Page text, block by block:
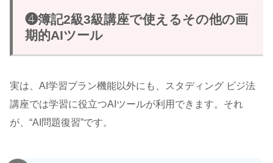
❹簿記2級3級講座で使えるその他の画
期的AIツール
実は、AI学習プラン機能以外にも、スタディング ビジ法
講座では学習に役立つAIツールが利用できます。それ
が、“AI問題復習”です。